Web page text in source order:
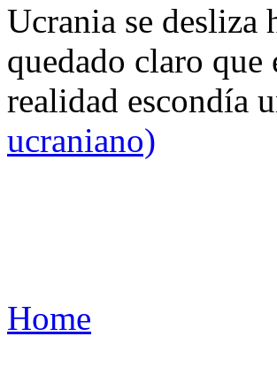
Ucrania se desliza
quedado claro
realidad escondía
ucraniano)
Home